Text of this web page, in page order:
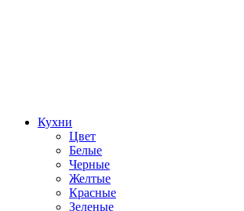
Кухни
Цвет
Белые
Черные
Желтые
Красные
Зеленые